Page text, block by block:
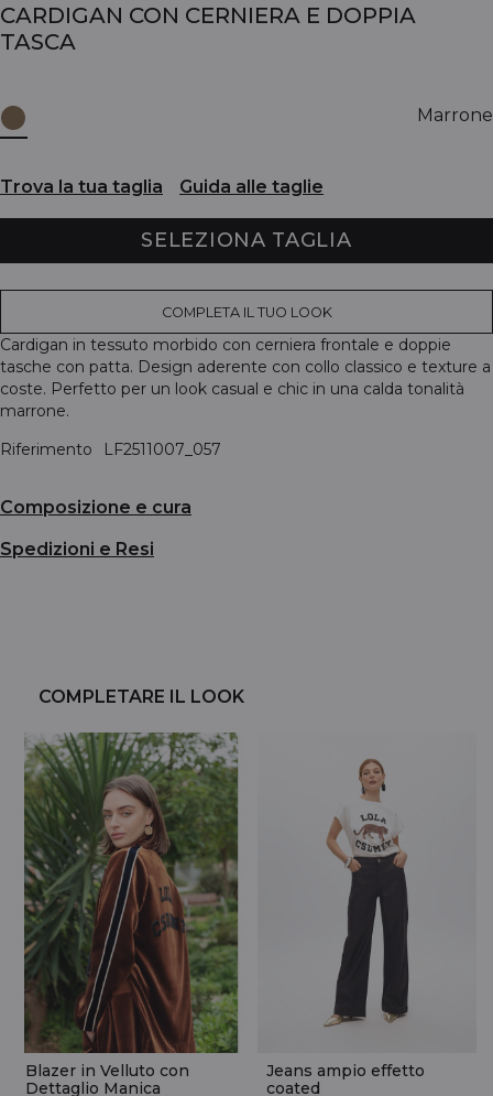
CARDIGAN CON CERNIERA E DOPPIA
TASCA
Marrone
Trova la tua taglia Guida alle taglie
SELEZIONA TAGLIA
COMPLETA IL TUO LOOK
Cardigan in tessuto morbido con cerniera frontale e doppie
tasche con patta. Design aderente con collo classico e texture a
coste. Perfetto per un look casual e chic in una calda tonalità
marrone.
Riferimento
LF2511007_057
Composizione e cura
Spedizioni e Resi
COMPLETARE IL LOOK
Blazer in Velluto con
Dettaglio Manica
Jeans ampio effetto
coated